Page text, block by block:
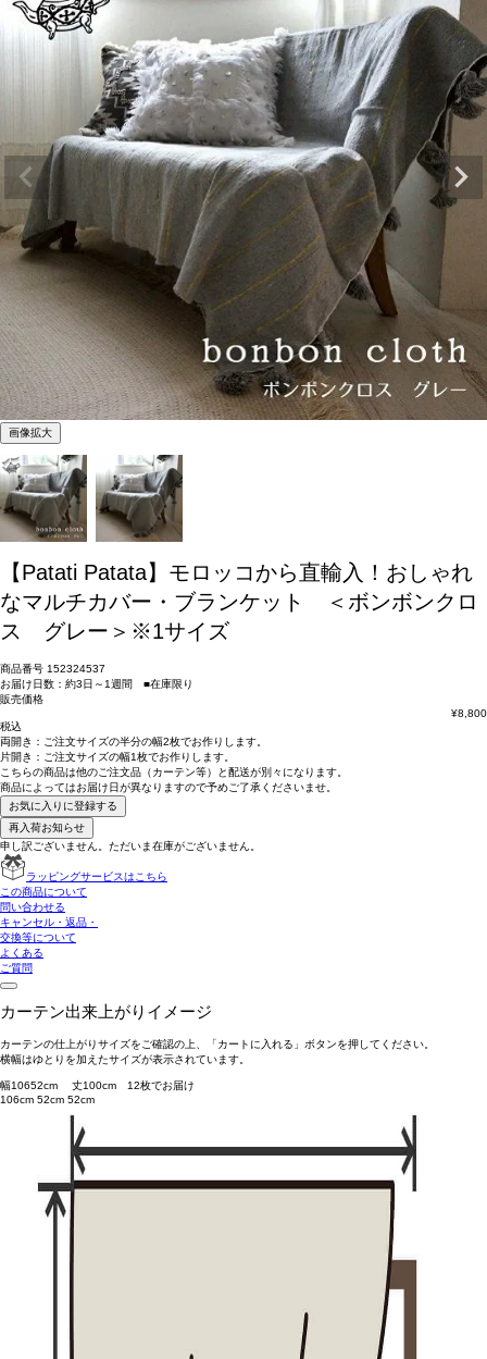
画像拡大
【Patati Patata】モロッコから直輸入！おしゃれ
なマルチカバー・ブランケット ＜ボンボンクロ
ス グレー＞※1サイズ
商品番号 152324537
お届け日数：約3日～1週間 ■在庫限り
販売価格
¥8,800
税込
両開き： ご注文サイズの半分の幅2枚でお作りします。
片開き： ご注文サイズの幅1枚でお作りします。
こちらの商品は他のご注文品（カーテン等）と配送が別々 になります。
商品によってはお届け日が異なりますので予めご了承くださいませ。
お気に入りに登録する
再入荷お知らせ
申し訳ございません。ただいま在庫がございません。
ラッピングサービスはこちら
この商品について
問い合わせる
キャンセル・返品・
交換等について
よくある
ご質問
カーテン出来上がりイメージ
カーテンの仕上がりサイズをご確認の上、「カートに入れる」ボタンを押してください。
横幅はゆとりを加えたサイズが表示されています。
幅10652cm 丈100cm 12枚でお届け
106cm 52cm 52cm